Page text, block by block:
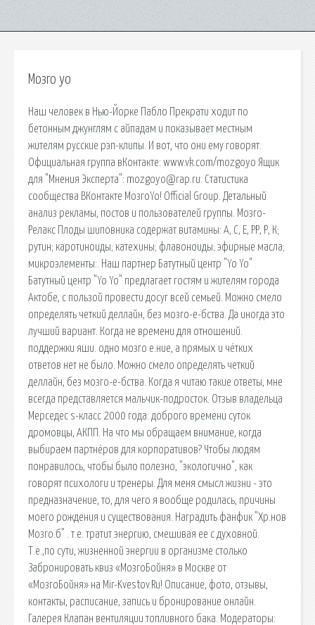
Мозго yo
Наш человек в Нью-Йорке Пабло Прекрати ходит по
бетонным джунглям с айпадам и показывает местным
жителям русские рэп-клипы. И вот, что они ему говорят.
Официальная группа вКонтакте: www.vk.com/mozgoyo Ящик
для "Мнения Эксперта": mozgoyo@rap.ru. Статистика
cообщества ВКонтакте МозгоYo! Official Group. Детальный
анализ рекламы, постов и пользователей группы. Мозго-
Релакс Плоды шиповника содержат витамины: А, С, Е, РР, Р, К;
рутин; каротиноиды; катехины; флавоноиды; эфирные масла;
микроэлементы:. Наш партнер Батутный центр "Yo Yo"
Батутный центр "Yo Yo" предлагает гостям и жителям города
Актобе, с пользой провести досуг всей семьей. Можно смело
определять четкий деллайн, без мозго-е-бства. Да иногда это
лучший вариант. Когда не времени для отношений.
поддержки яши. одно мозго е.ние, а прямых и чётких
ответов нет не было. Можно смело определять четкий
деллайн, без мозго-е-бства. Когда я читаю такие ответы, мне
всегда представляется мальчик-подросток. Отзыв владельца
Мерседес s-класс 2000 года: доброго времени суток
дромовцы, АКПП. На что мы обращаем внимание, когда
выбираем партнёров для корпоративов? Чтобы людям
понравилось, чтобы было полезно, "экологично", как
говорят психологи и тренеры. Для меня смысл жизни - это
предназначение, то, для чего я вообще родилась, причины
моего рождения и существования. Наградить фанфик "Хр.нов
Мозго.б" . т.е. тратит энергию, смешивая ее с духовной.
Т.е.,по сути, жизненной энергии в организме столько
Забронировать квиз «МозгоБойня» в Москве от
«МозгоБойня» на Mir-Kvestov.Ru! Описание, фото, отзывы,
контакты, расписание, запись и бронирование онлайн.
Галерея Клапан вентиляции топливного бака. Модераторы: